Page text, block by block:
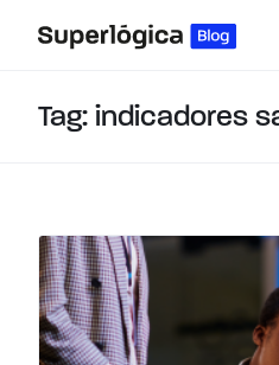
Tag: indicadores